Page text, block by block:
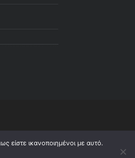
είστε ικανοποιημένοι με αυτό.